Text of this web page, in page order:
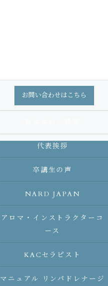
お問い合わせはこちら
代表挨拶
卒講生の声
NARD JAPAN
アロマ・インストラクターコ
ース
KACセラピスト
マニュアル リンパドレナージ